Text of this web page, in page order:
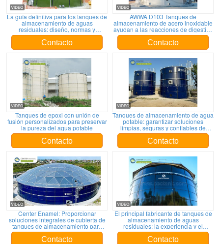
La guía definitiva para los tanques de
almacenamiento de aguas
residuales: diseño, normas y
selección de materiales
Contacto
AWWA D103 Tanques de
almacenamiento de acero inoxidable
ayudan a las reacciones de digestión
anaeróbica
Contacto
Tanques de epoxi con unión de
fusión personalizados para preservar
la pureza del agua potable
Contacto
Tanques de almacenamiento de agua
potable: garantizar soluciones
limpias, seguras y confiables de
almacenamiento de agua por medio
del Center Enamel
Contacto
Center Enamel: Proporcionar
soluciones integrales de cubierta de
tanques de almacenamiento para
clientes globales
Contacto
El principal fabricante de tanques de
almacenamiento de aguas
residuales: la experiencia y el
compromiso de Center Enamel con la
sostenibilidad
Contacto